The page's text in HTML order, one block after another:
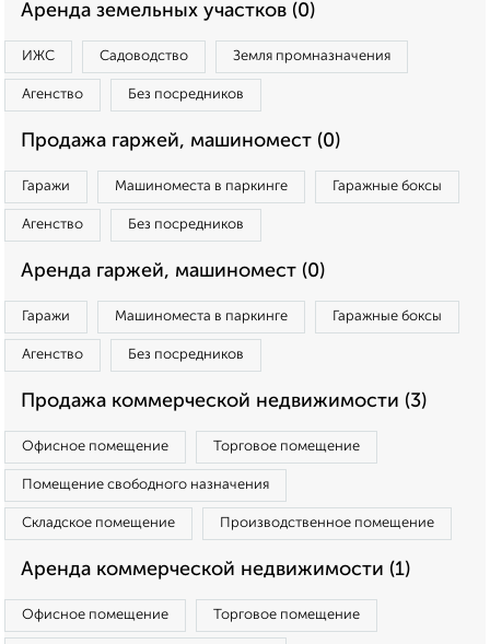
Аренда земельных участков (0)
ИЖС Садоводство Земля промназначения
Агенство Без посредников
Продажа гаржей, машиномест (0)
Гаражи Машиноместа в паркинге Гаражные боксы
Агенство Без посредников
Аренда гаржей, машиномест (0)
Гаражи Машиноместа в паркинге Гаражные боксы
Агенство Без посредников
Продажа коммерческой недвижимости (3)
Офисное помещение Торговое помещение
Помещение свободного назначения
Складское помещение Производственное помещение
Аренда коммерческой недвижимости (1)
Офисное помещение Торговое помещение